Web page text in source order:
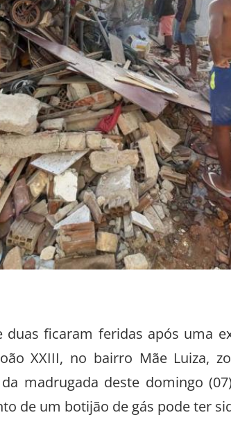
duas ficaram feridas após uma
XXIII, no bairro Mãe Luiza,
madrugada deste domingo
de um botijão de gás pode ter